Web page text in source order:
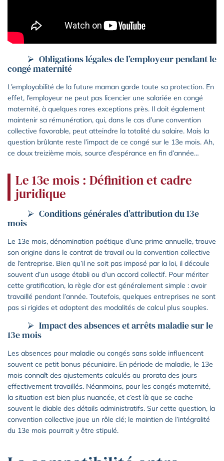
Obligations légales de l’employeur pendant le
congé maternité
L’employabilité de la future maman garde toute sa protection. En
effet, l’employeur ne peut pas licencier une salariée en congé
maternité, à quelques rares exceptions près. Il doit également
maintenir sa rémunération, qui, dans le cas d’une convention
collective favorable, peut atteindre la totalité du salaire. Mais la
question brûlante reste l’impact de ce congé sur le 13e mois. Ah,
ce doux treizième mois, source d’espérance en fin d’année…
Le 13e mois : Définition et cadre
juridique
Conditions générales d’attribution du 13e
mois
Le 13e mois, dénomination poétique d’une prime annuelle, trouve
son origine dans le contrat de travail ou la convention collective
de l’entreprise. Bien qu’il ne soit pas imposé par la loi, il découle
souvent d’un usage établi ou d’un accord collectif. Pour mériter
cette gratification, la règle d’or est généralement simple : avoir
travaillé pendant l’année. Toutefois, quelques entreprises ne sont
pas si rigides et adoptent des modalités de calcul plus souples.
Impact des absences et arrêts maladie sur le
13e mois
Les absences pour maladie ou congés sans solde influencent
souvent ce petit bonus pécuniaire. En période de maladie, le 13e
mois connaît des ajustements calculés au prorata des jours
effectivement travaillés. Néanmoins, pour les congés maternité,
la situation est bien plus nuancée, et c’est là que se cache
souvent le diable des détails administratifs. Sur cette question, la
convention collective joue un rôle clé; le maintien de l’intégralité
du 13e mois pourrait y être stipulé.